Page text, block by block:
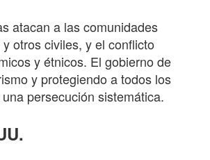
atacan a las comunidades
otros civiles, y el conflicto
y étnicos. El gobierno de
y protegiendo a todos los
persecución sistemática.